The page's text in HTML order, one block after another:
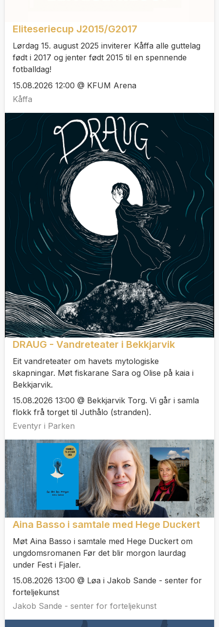
Eliteseriecup J2015/G2017
Lørdag 15. august 2025 inviterer Kåffa alle guttelag
født i 2017 og jenter født 2015 til en spennende
fotballdag!
15.08.2026 12:00 @ KFUM Arena
Kåffa
DRAUG - Vandreteater i Bekkjarvik
Eit vandreteater om havets mytologiske
skapningar. Møt fiskarane Sara og Olise på kaia i
Bekkjarvik.
15.08.2026 13:00 @ Bekkjarvik Torg. Vi går i samla
flokk frå torget til Juthålo (stranden).
Eventyr i Parken
Aina Basso i samtale med Hege Duckert
Møt Aina Basso i samtale med Hege Duckert om
ungdomsromanen Før det blir morgon laurdag
under Fest i Fjaler.
15.08.2026 13:00 @ Løa i Jakob Sande - senter for
forteljekunst
Jakob Sande - senter for forteljekunst